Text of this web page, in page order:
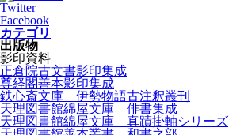
Twitter
Facebook
カテゴリ
出版物
影印資料
正倉院古文書影印集成
尊経閣善本影印集成
鉄心斎文庫 伊勢物語古注釈叢刊
天理図書館綿屋文庫 俳書集成
天理図書館綿屋文庫 真蹟掛軸シリーズ